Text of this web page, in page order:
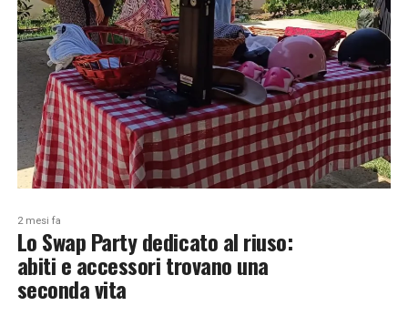
2 mesi fa
Lo Swap Party dedicato al riuso:
abiti e accessori trovano una
seconda vita